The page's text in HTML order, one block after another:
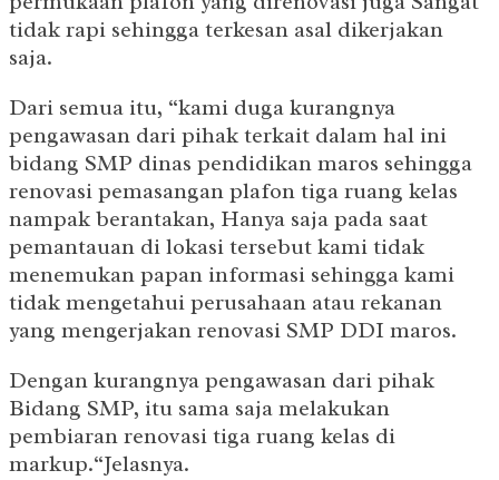
tidak rapi sehingga terkesan asal dikerjakan
saja.
Dari semua itu, “kami duga kurangnya
pengawasan dari pihak terkait dalam hal ini
bidang SMP dinas pendidikan maros sehingga
renovasi pemasangan plafon tiga ruang kelas
nampak berantakan, Hanya saja pada saat
pemantauan di lokasi tersebut kami tidak
menemukan papan informasi sehingga kami
tidak mengetahui perusahaan atau rekanan
yang mengerjakan renovasi SMP DDI maros.
Dengan kurangnya pengawasan dari pihak
Bidang SMP, itu sama saja melakukan
pembiaran renovasi tiga ruang kelas di
markup.“Jelasnya.